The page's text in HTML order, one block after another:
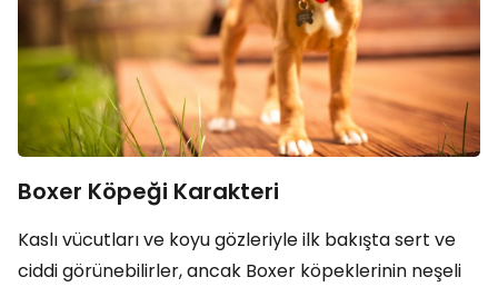
Boxer Köpeği Karakteri
Kaslı vücutları ve koyu gözleriyle ilk bakışta sert ve
ciddi görünebilirler, ancak Boxer köpeklerinin neşeli